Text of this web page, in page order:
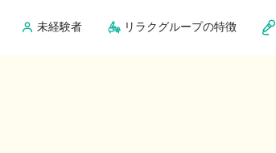
未経験者 リラクグループの特徴